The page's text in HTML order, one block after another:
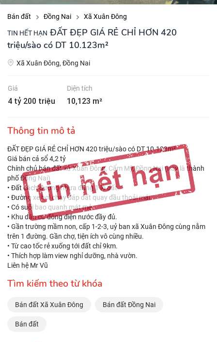
Bán đất Đồng Nai Xã Xuân Đông
TIN HẾT HẠN ĐẤT ĐẸP GIÁ RẺ CHỈ HƠN 420
triệu/sào có DT 10.123m²
Xã Xuân Đông, Đồng Nai
Giá
4 tỷ 200 triệu
Diện tích
10,123 m²
Thông tin mô tả
ĐẤT ĐẸP GIÁ RẺ CHỈ HƠN 420 triệu/sào có DT 10.123m²
Giá bán cả sổ 4,2 tỷ
Chính chủ bán đất xã Xuân Đông, Cẩm Mỹ, Đồng Nai (nay là thành
phố Đồng Nai)
• Đất cách đường nhựa đúng 1 lô đất.
• Đường xe hơi chạy đáp đất quay đầu thoải mái.
• Có suối bao quanh mát mẻ.
• Khu dân cư đông điện nước đầy đủ.
• Gần trường mầm non, cấp 1-2-3, uỷ ban xã Xuân Đông cùng nằm
trên 1 đường. Gần chợ, tiện ích vô cùng nhiều.
• Từ cao tốc rẻ xuống tới đất chỉ 9km.
• Thích hợp làm view nghỉ dưỡng, nhà vườn.
Liên hệ Mr Vũ
Tìm kiếm theo từ khóa
Bán đất Xã Xuân Đông Bán đất Đồng Nai
Bán đất